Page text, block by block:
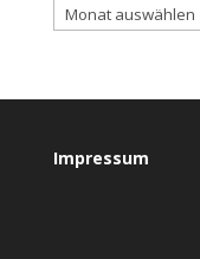
Impressum